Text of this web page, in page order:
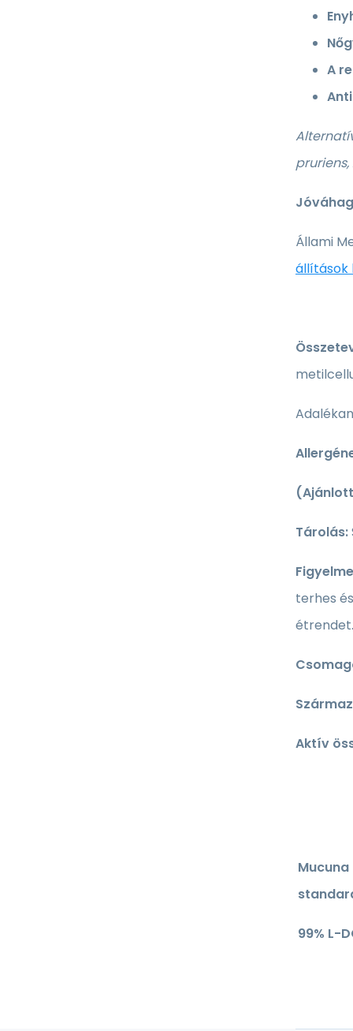
A
Állami
állítások
Tárolás:
terhes
étrendet.
Aktív
99% L-